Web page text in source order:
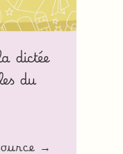
dictée
du
→